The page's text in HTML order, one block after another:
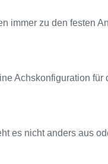
immer zu den festen
Achskonfiguration für
es nicht anders aus